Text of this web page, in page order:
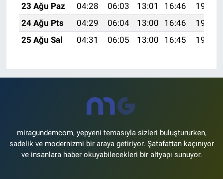
23 Ağu Paz
04:28 06:03 13:01 16:46
19:49
24 Ağu Pts
04:29 06:04 13:00 16:46
19:47
25 Ağu Sal
04:31 06:05 13:00 16:45 19:46
miragundemcom, yepyeni temasıyla sizleri buluştururken,
sadelik ve modernizmi bir araya getiriyor. Şatafattan kaçınıyor
ve insanlara haber okuyabilecekleri bir altyapı sunuyor.